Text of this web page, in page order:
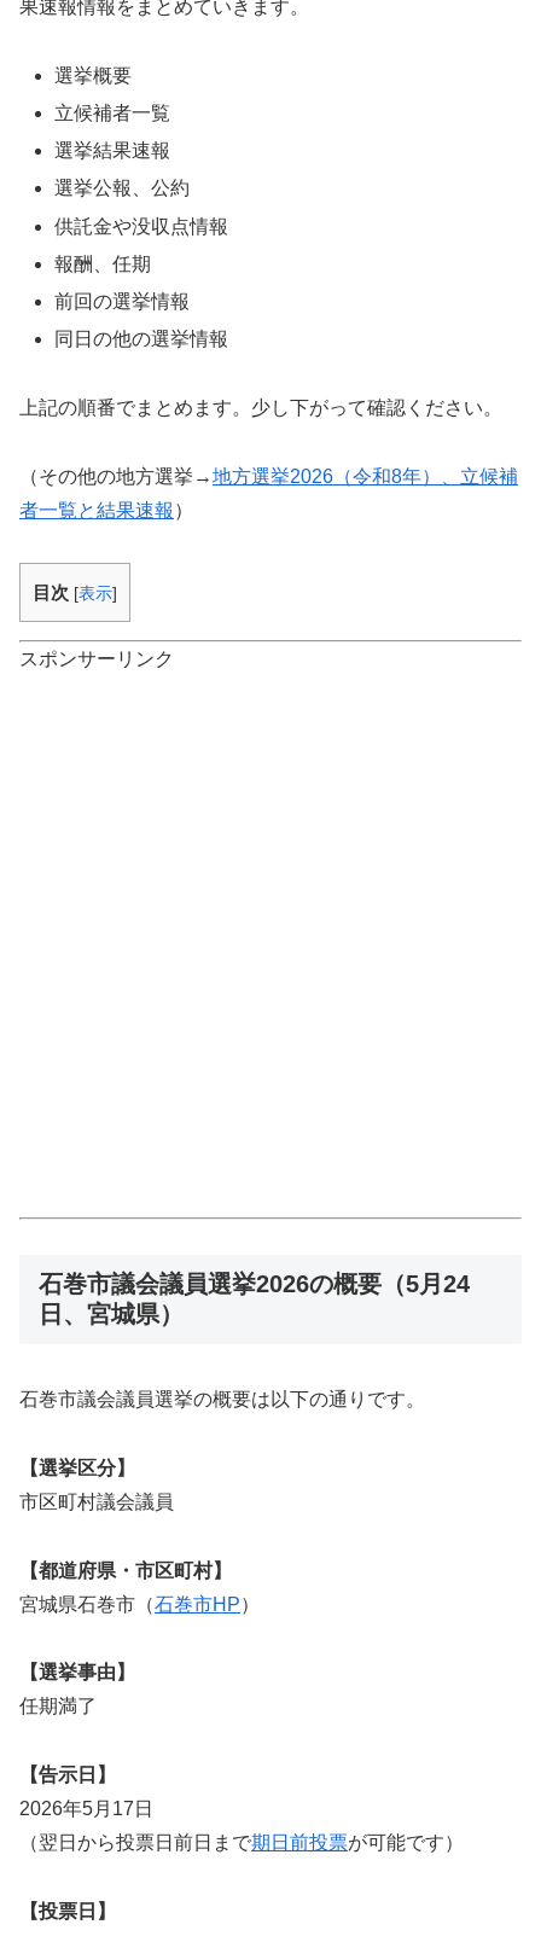
果速報情報をまとめていきます。
選挙概要
立候補者一覧
選挙結果速報
選挙公報、公約
供託金や没収点情報
報酬、任期
前回の選挙情報
同日の他の選挙情報
上記の順番でまとめます。少し下がって確認ください。
（その他の地方選挙→地方選挙2026（令和8年）、立候補
者一覧と結果速報 ）
目次 [表示]
スポンサーリンク
石巻市議会議員選挙2026の概要（5月24
日、宮城県）
石巻市議会議員選挙の概要は以下の通りです。
【選挙区分】
市区町村議会議員
【都道府県・市区町村】
宮城県石巻市（石巻市HP）
【選挙事由】
任期満了
【告示日】
2026年5月17日
（翌日から投票日前日まで期日前投票が可能です）
【投票日】